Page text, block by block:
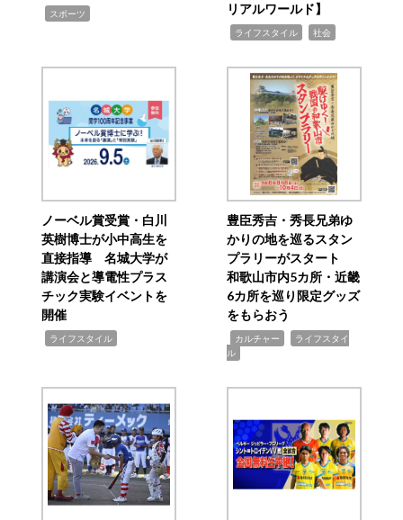
スポーツ
リアルワールド】
ライフスタイル 社会
ノーベル賞受賞・白川
英樹博士が小中高生を
直接指導 名城大学が
講演会と導電性プラス
チック実験イベントを
開催
ライフスタイル
豊臣秀吉・秀長兄弟ゆ
かりの地を巡るスタン
プラリーがスタート
和歌山市内5カ所・近畿
6カ所を巡り限定グッズ
をもらおう
カルチャー
ライフスタイ
ル